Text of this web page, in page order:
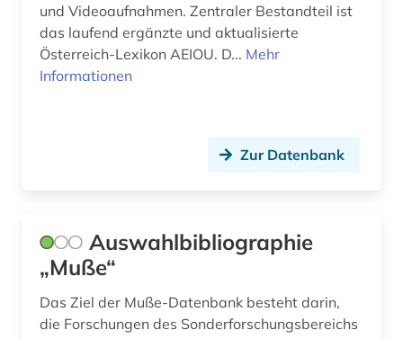
johannes brahms (1)
jojk (1)
jonson (1)
jugendkultur (2)
jüdische studien (1)
kanada (1)
und Videoaufnahmen. Zentraler Bestandteil ist
das laufend ergänzte und aktualisierte
Österreich-Lexikon AEIOU. D... Mehr
Informationen
Zur Datenbank
Auswahlbibliographie
„Muße“
Das Ziel der Muße-Datenbank besteht darin,
die Forschungen des Sonderforschungsbereichs